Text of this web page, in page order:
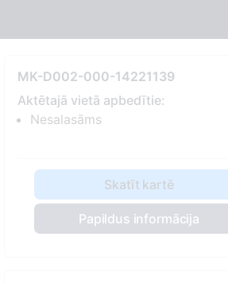
MK-D002-000-14221139
Aktētajā vietā apbedītie:
Nesalasāms
Skatīt kartē
Papildus informācija